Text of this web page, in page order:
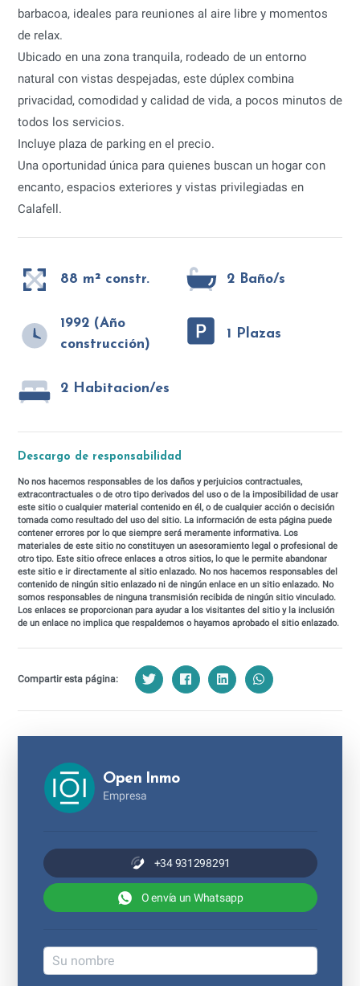
barbacoa, ideales para reuniones al aire libre y momentos
de relax.
Ubicado en una zona tranquila, rodeado de un entorno
natural con vistas despejadas, este dúplex combina
privacidad, comodidad y calidad de vida, a pocos minutos de
todos los servicios.
Incluye plaza de parking en el precio.
Una oportunidad única para quienes buscan un hogar con
encanto, espacios exteriores y vistas privilegiadas en
Calafell.
88 m² constr. 2 Baño/s
1992 (Año
construcción)
1 Plazas
2 Habitacion/es
Descargo de responsabilidad
No nos hacemos responsables de los daños y perjuicios contractuales,
extracontractuales o de otro tipo derivados del uso o de la imposibilidad de usar
este sitio o cualquier material contenido en él, o de cualquier acción o decisión
tomada como resultado del uso del sitio. La información de esta página puede
contener errores por lo que siempre será meramente informativa. Los
materiales de este sitio no constituyen un asesoramiento legal o profesional de
otro tipo. Este sitio ofrece enlaces a otros sitios, lo que le permite abandonar
este sitio e ir directamente al sitio enlazado. No nos hacemos responsables del
contenido de ningún sitio enlazado ni de ningún enlace en un sitio enlazado. No
somos responsables de ninguna transmisión recibida de ningún sitio vinculado.
Los enlaces se proporcionan para ayudar a los visitantes del sitio y la inclusión
de un enlace no implica que respaldemos o hayamos aprobado el sitio enlazado.
Compartir esta página:
Open Inmo
Empresa
+34 931298291
O envía un Whatsapp